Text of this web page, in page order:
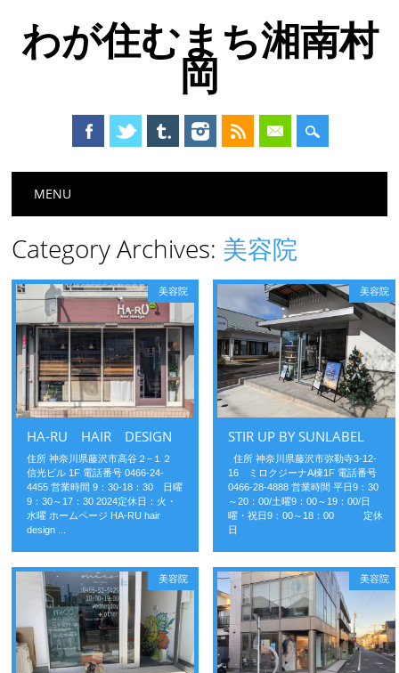
わが住むまち湘南村
岡
Main menu
MENU
Category Archives: 美容院
美容院
HA-RU HAIR DESIGN
住所 神奈川県藤沢市高谷２−１２
信光ビル 1F 電話番号 0466-24-
4455 営業時間 9：30-18：30 日曜
9：30～17：30 2024定休日：火・
水曜 ホームページ HA-RU hair
design ...
美容院
STIR UP BY SUNLABEL
住所 神奈川県藤沢市弥勒寺3-12-
16 ミロクジーナA棟1F 電話番号
0466-28-4888 営業時間 平日9：30
～20：00/土曜9：00～19：00/日
曜・祝日9：00～18：00 定休
日
美容院 美容院